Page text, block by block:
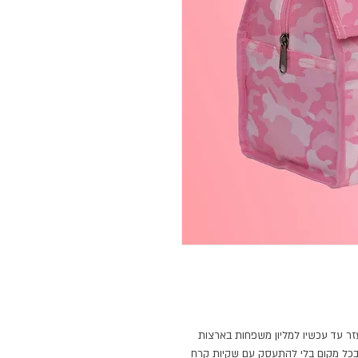
עד עכשיו למליון משפחות בארצות
בכל מקום בלי להתעסק עם שקיות קרח